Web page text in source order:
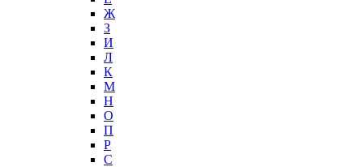
Ж
З
И
Л
К
М
Н
О
П
Р
С